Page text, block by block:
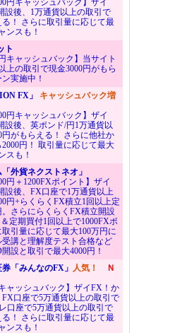
円キャッシュバック】ザイ
設後、1万通貨以上の取引で
る！ さらに取引量に応じて最
ンスも！
ト
キャッシュバック】当サイト
上の取引で現金3000円がもら
実施中！
FX」 キャッシュバック増
円キャッシュバック】ザイ
設後、英ポンド/円1万通貨以
円がもらえる！ さらに他社か
円！ 取引量に応じて最大
スも！
外貨ネクストネオ」
円＋1200FXポイント】ザイ
設後、FX口座で1万通貨以上
円+らくらくFX積立1回以上定
。さらにらくらくFX積立開設
定期買付1回以上で1000FXポ
引量に応じて最大100万円に
講と理解度テスト合格など
設と取引で最大4000円！
「みんなのFX」 人気！
Ｎ
ャッシュバック】ザイFX！か
FX口座で5万通貨以上の取引で
口座で5万通貨以上の取引で
る！ さらに取引量に応じて最
ンスも！